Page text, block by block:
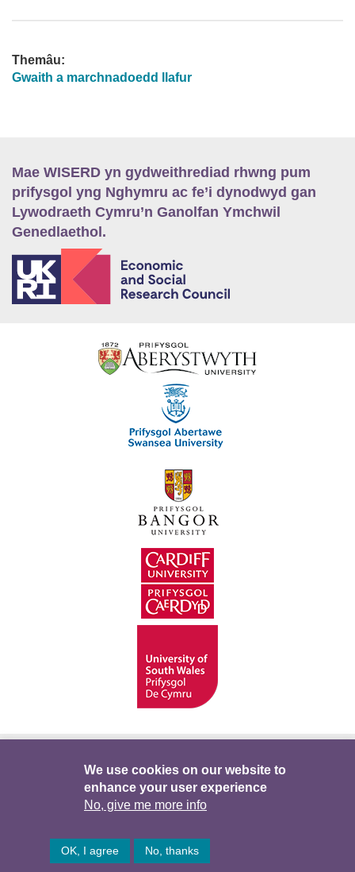
Themâu:
Gwaith a marchnadoedd llafur
Mae WISERD yn gydweithrediad rhwng pum
prifysgol yng Nghymru ac fe’i dynodwyd gan
Lywodraeth Cymru’n Ganolfan Ymchwil
Genedlaethol.
Telerau ac Amodau
We use cookies on our website to
enhance your user experience
No, give me more info
OK, I agree No, thanks